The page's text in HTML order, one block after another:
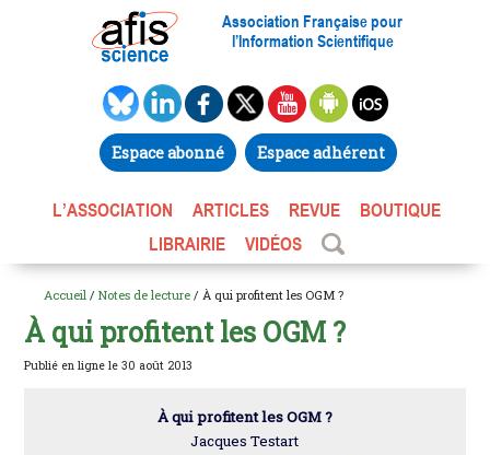
Association Française pour
l’Information Scientifique
Espace abonné Espace adhérent
L’ASSOCIATION ARTICLES REVUE
BOUTIQUE
LIBRAIRIE
VIDÉOS
Accueil / Notes de lecture / À qui profitent les OGM ?
À qui profitent les OGM ?
Publié en ligne le 30 août 2013
À qui profitent les OGM ?
Jacques Testart